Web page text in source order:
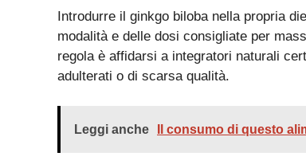
Introdurre il ginkgo biloba nella propria
modalità e delle dosi consigliate per
regola è affidarsi a integratori naturali
adulterati o di scarsa qualità.
Leggi anche Il consumo di questo